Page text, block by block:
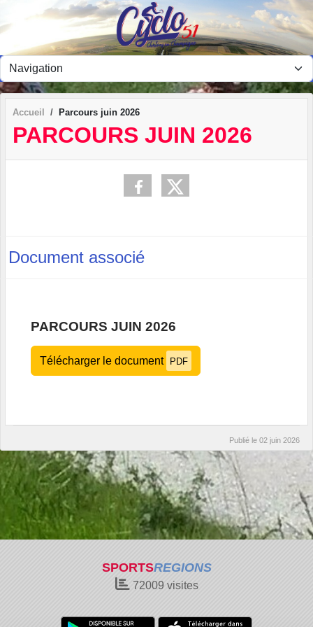
Accueil Parcours juin 2026
PARCOURS JUIN 2026
Document associé
PARCOURS JUIN 2026
Télécharger le document PDF
Publié le 02 juin 2026
SPORTSREGIONS
72009 visites
Panneau de gestion des cookies